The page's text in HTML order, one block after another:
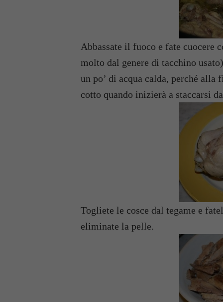
Abbassate il fuoco e fate cuocere
molto dal genere di tacchino
un po’ di acqua calda, perché
cotto quando inizierà a staccarsi
Togliete le cosce dal tegame e
eliminate la pelle.